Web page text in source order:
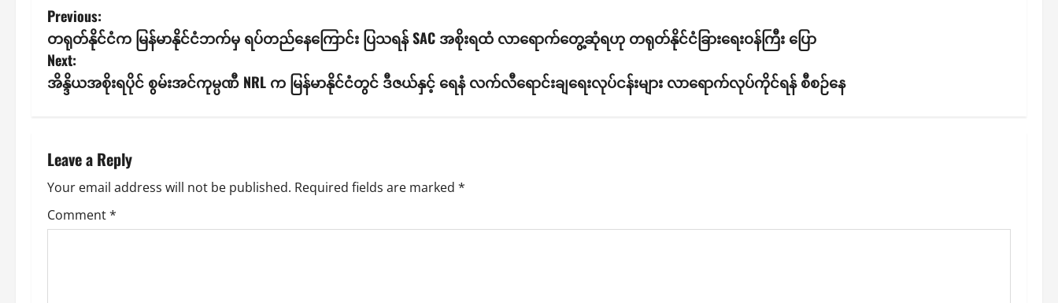
P
o
s
n
a
v
Previous:
တရုတ်နိုင်ငံက မြန်မာနိုင်ငံဘက်မှ ရပ်တည်နေကြောင်း ပြသရန် SAC အစိုးရထံ လာရောက်တွေ့ဆုံရဟု တရုတ်နိုင်ငံခြားရေးဝန်ကြီး ပြော
Next:
အိန္ဒိယအစိုးရပိုင် စွမ်းအင်ကုမ္ပဏီ NRL က မြန်မာနိုင်ငံတွင် ဒီဇယ်နှင့် ရေနံ လက်လီရောင်းချရေးလုပ်ငန်းများ လာရောက်လုပ်ကိုင်ရန် စီစဉ်နေ
Leave a Reply
Your email address will not be published. Required fields are marked *
Comment*